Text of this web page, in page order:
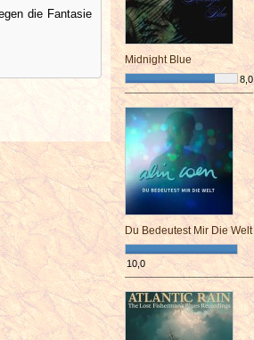
die Fantasie
Midnight Blue
8,0
¯¯¯¯¯¯¯¯¯¯¯¯¯¯¯¯¯¯¯¯¯¯¯¯
Du Bedeutest Mir Die Welt
10,0
¯¯¯¯¯¯¯¯¯¯¯¯¯¯¯¯¯¯¯¯¯¯¯¯